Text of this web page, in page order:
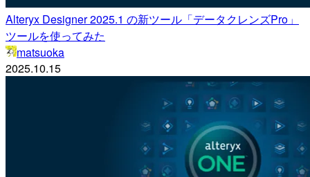
Alteryx Designer 2025.1 の新ツール「データクレンズPro」
ツールを使ってみた
matsuoka
2025.10.15